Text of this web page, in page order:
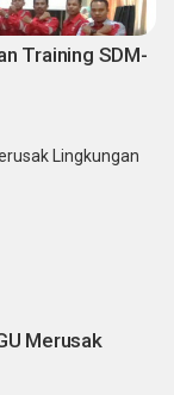
Training SDM-
Merusak